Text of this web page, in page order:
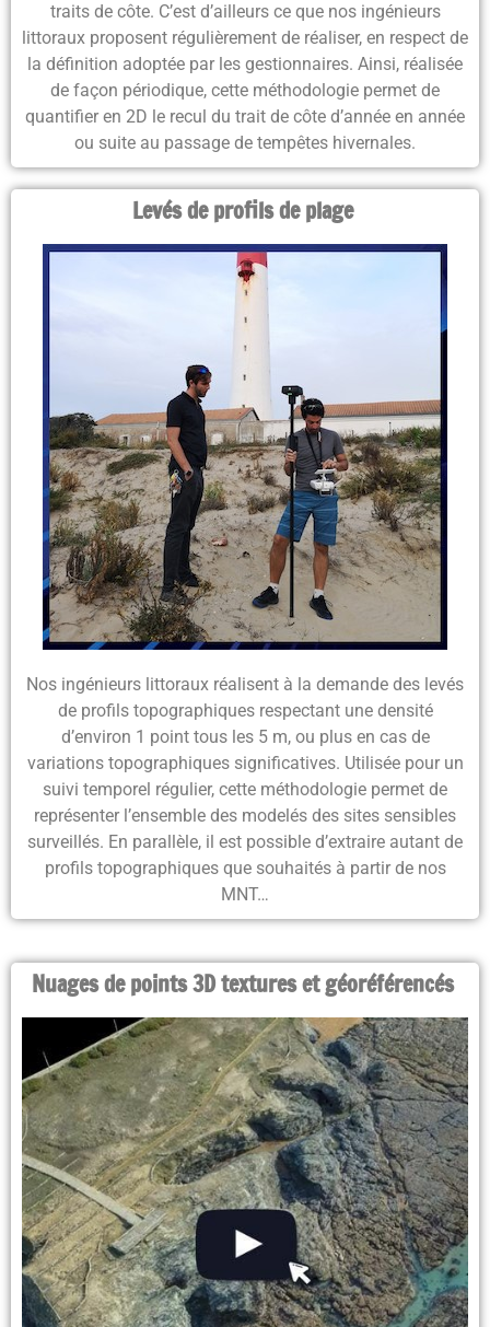
traits de côte. C’est d’ailleurs ce que nos ingénieurs
littoraux proposent régulièrement de réaliser, en respect de
la définition adoptée par les gestionnaires. Ainsi, réalisée
de façon périodique, cette méthodologie permet de
quantifier en 2D le recul du trait de côte d’année en année
ou suite au passage de tempêtes hivernales.
Levés de profils de plage
Nos ingénieurs littoraux réalisent à la demande des levés
de profils topographiquesrespectant une densité
d’environ 1 point tous les 5 m, ou plus en cas de
variations topographiques significatives. Utilisée pour un
suivi temporel régulier, cette méthodologie permet de
représenter l’ensemble des modelés des sites sensibles
surveillés. En parallèle, il est possible d’extraire autant de
profils topographiques que souhaités à partir de nos
MNT…
Nuages de points 3D textures et géoréférencés